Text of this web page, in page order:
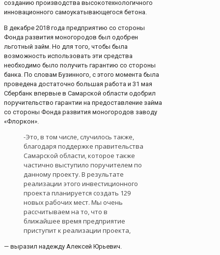
созданию производства высокотехнологичного
инновационного самоукатывающегося бетона.
В декабре 2018 года предприятию со стороны
Фонда развития моногородов был одобрен
льготный займ. Но для того, чтобы была
возможность использовать эти средства
необходимо было получить гарантию со стороны
банка. По словам Бузинного, с этого момента была
проведена достаточно большая работа и 31 мая
Сбербанк впервые в Самарской области одобрил
поручительство гарантии на предоставление займа
со стороны Фонда развития моногородов заводу
«Флоркон».
-Это, в том числе, случилось также,
благодаря поддержке правительства
Самарской области, которое также
частично выступило поручителем по
данному проекту. В результате
реализации этого инвестиционного
проекта планируется создать 129
новых рабочих мест. Мы очень
рассчитываем на то, что в
ближайшее время предприятие
приступит к реализации проекта,
— выразил надежду Алексей Юрьевич.